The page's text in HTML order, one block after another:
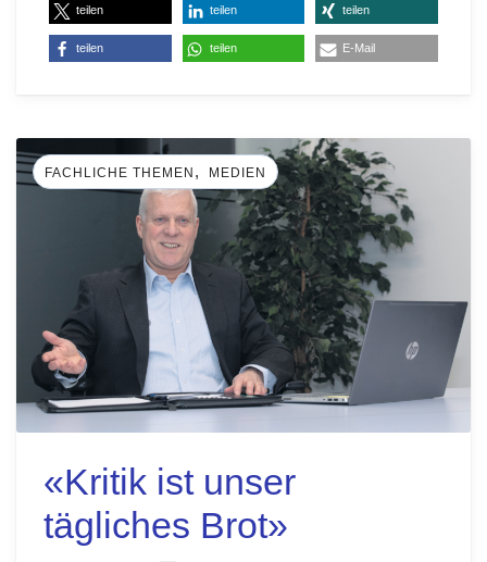
teilen teilen teilen
teilen teilen E-Mail
FACHLICHE THEMEN , MEDIEN
«Kritik ist unser
tägliches Brot»